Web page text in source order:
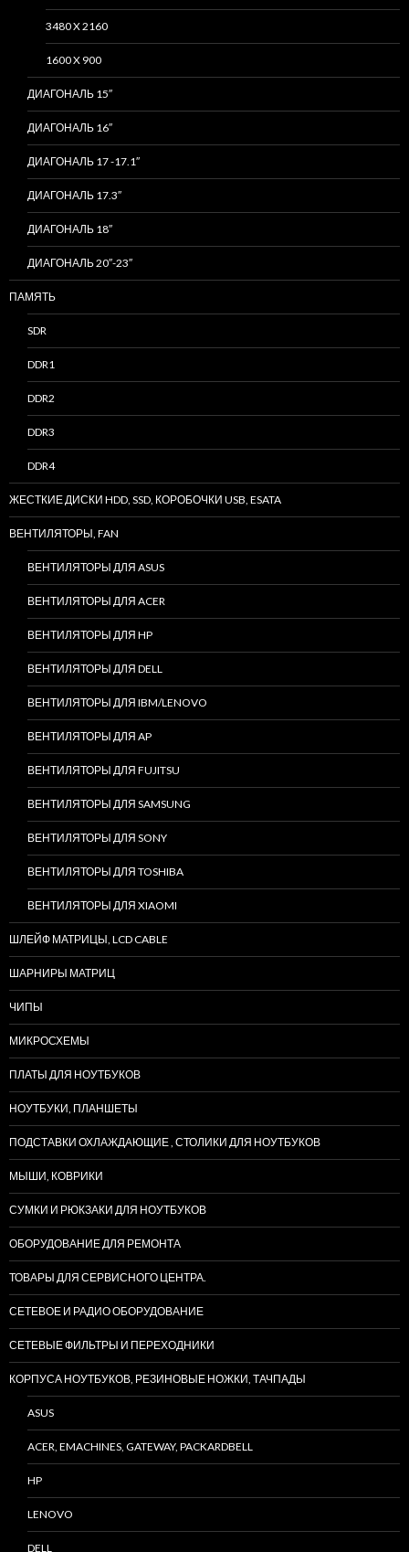
3480 X 2160
1600 X 900
ДИАГОНАЛЬ 15″
ДИАГОНАЛЬ 16″
ДИАГОНАЛЬ 17 -17.1″
ДИАГОНАЛЬ 17.3″
ДИАГОНАЛЬ 18″
ДИАГОНАЛЬ 20″-23″
ПАМЯТЬ
SDR
DDR1
DDR2
DDR3
DDR4
ЖЕСТКИЕ ДИСКИ HDD, SSD, КОРОБОЧКИ USB, ESATA
ВЕНТИЛЯТОРЫ, FAN
ВЕНТИЛЯТОРЫ ДЛЯ ASUS
ВЕНТИЛЯТОРЫ ДЛЯ ACER
ВЕНТИЛЯТОРЫ ДЛЯ HP
ВЕНТИЛЯТОРЫ ДЛЯ DELL
ВЕНТИЛЯТОРЫ ДЛЯ IBM/LENOVO
ВЕНТИЛЯТОРЫ ДЛЯ AP
ВЕНТИЛЯТОРЫ ДЛЯ FUJITSU
ВЕНТИЛЯТОРЫ ДЛЯ SAMSUNG
ВЕНТИЛЯТОРЫ ДЛЯ SONY
ВЕНТИЛЯТОРЫ ДЛЯ TOSHIBA
ВЕНТИЛЯТОРЫ ДЛЯ XIAOMI
ШЛЕЙФ МАТРИЦЫ, LCD CABLE
ШАРНИРЫ МАТРИЦ
ЧИПЫ
МИКРОСХЕМЫ
ПЛАТЫ ДЛЯ НОУТБУКОВ
НОУТБУКИ, ПЛАНШЕТЫ
ПОДСТАВКИ ОХЛАЖДАЮЩИЕ , СТОЛИКИ ДЛЯ НОУТБУКОВ
МЫШИ, КОВРИКИ
СУМКИ И РЮКЗАКИ ДЛЯ НОУТБУКОВ
ОБОРУДОВАНИЕ ДЛЯ РЕМОНТА
ТОВАРЫ ДЛЯ СЕРВИСНОГО ЦЕНТРА.
СЕТЕВОЕ И РАДИО ОБОРУДОВАНИЕ
СЕТЕВЫЕ ФИЛЬТРЫ И ПЕРЕХОДНИКИ
КОРПУСА НОУТБУКОВ, РЕЗИНОВЫЕ НОЖКИ, ТАЧПАДЫ
ASUS
ACER, EMACHINES, GATEWAY, PACKARDBELL
HP
LENOVO
DELL